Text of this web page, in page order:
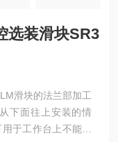
选装滑块SR3
滑块的法兰部加工
下面往上安装的情
于工作台上不能开